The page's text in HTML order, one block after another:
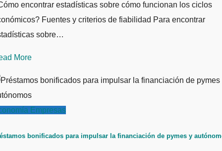
encontrar estadísticas sobre cómo funcionan los ciclos
Fuentes y criterios de fiabilidad Para encontrar
sobre…
More
Empresas
bonificados para impulsar la financiación de pymes y